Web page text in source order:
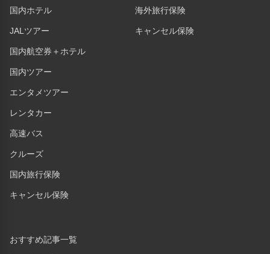
国内ホテル
JALツアー
国内航空券＋ホテル
国内ツアー
エンタメツアー
レンタカー
高速バス
クルーズ
国内旅行保険
キャンセル保険
海外旅行保険
キャンセル保険
おすすめ記事一覧